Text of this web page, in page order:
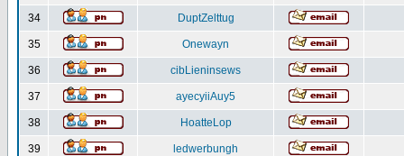
34 DuptZelttug
35 Onewayn
36 cibLieninsews
37 ayecyiiAuy5
38 HoatteLop
39 ledwerbungh